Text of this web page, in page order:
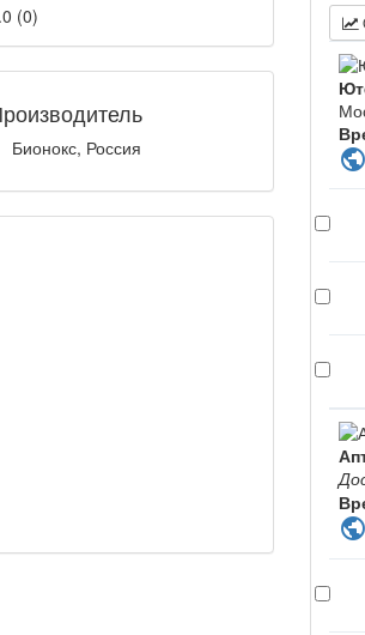
(0)
Бионокс, Россия public
public